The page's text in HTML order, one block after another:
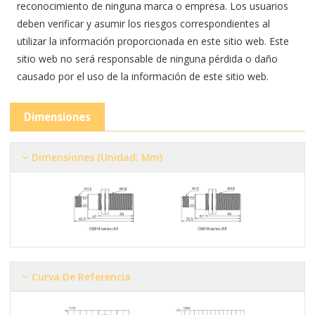
reconocimiento de ninguna marca o empresa. Los usuarios
deben verificar y asumir los riesgos correspondientes al
utilizar la información proporcionada en este sitio web. Este
sitio web no será responsable de ninguna pérdida o daño
causado por el uso de la información de este sitio web.
Dimensiones
Dimensiones (Unidad: Mm)
Curva De Referencia